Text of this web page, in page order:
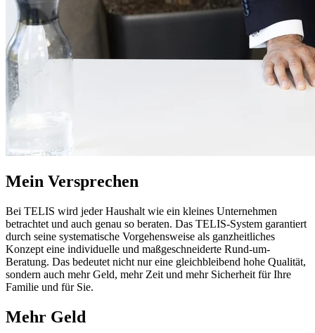
Mein Versprechen
Bei TELIS wird jeder Haushalt wie ein kleines Unternehmen
betrachtet und auch genau so beraten. Das TELIS-System garantiert
durch seine systematische Vorgehensweise als ganzheitliches
Konzept eine individuelle und maßgeschneiderte Rund-um-
Beratung. Das bedeutet nicht nur eine gleichbleibend hohe Qualität,
sondern auch mehr Geld, mehr Zeit und mehr Sicherheit für Ihre
Familie und für Sie.
Mehr Geld